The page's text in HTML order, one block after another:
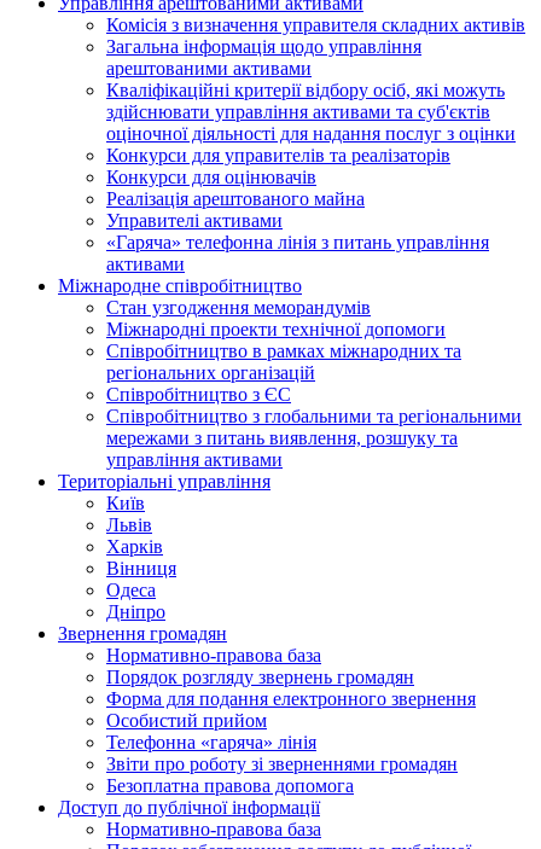
Комісія з визначення управителя складних активів
Загальна інформація щодо управління
арештованими активами
Кваліфікаційні критерії відбору осіб, які можуть
здiйснювати управління активами та суб'єктів
оціночної діяльності для надання послуг з оцінки
Конкурси для управителів та реалізаторів
Конкурси для оцінювачів
Реалізація арештованого майна
Управителі активами
«Гаряча» телефонна лінія з питань управління
активами
Міжнародне співробітництво
Стан узгодження меморандумів
Міжнародні проекти технічної допомоги
Співробітництво в рамках міжнародних та
регіональних організацій
Співробітництво з ЄС
Співробітництво з глобальними та регіональними
мережами з питань виявлення, розшуку та
управління активами
Територіальні управління
Київ
Львів
Харків
Вінниця
Одеса
Дніпро
Звернення громадян
Нормативно-правова база
Порядок розгляду звернень громадян
Форма для подання електронного звернення
Особистий прийом
Телефонна «гаряча» лінія
Звіти про роботу зі зверненнями громадян
Безоплатна правова допомога
Доступ до публічної інформації
Нормативно-правова база